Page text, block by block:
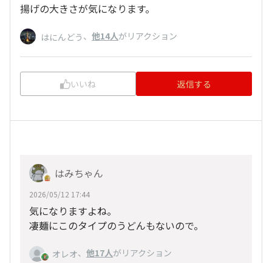
揚げの大きさが気になります。
はにんどう 、 他14人がリアクション
いいね 返信する
はみちゃん
2026/05/12 17:44
気になりますよね。
凄麺にこのタイプのうどんもないので。
オレオ、 他17人がリアクション